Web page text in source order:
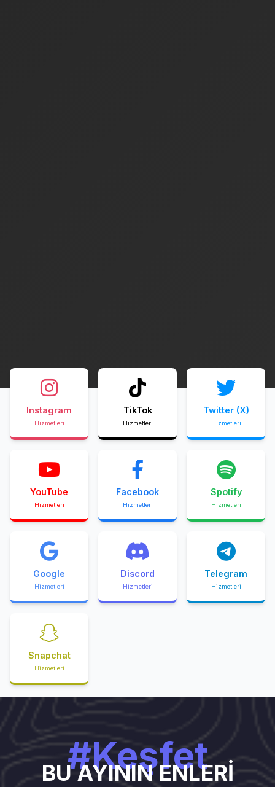
Instagram
Hizmetleri
TikTok
Hizmetleri
Twitter (X)
Hizmetleri
YouTube
Hizmetleri
Facebook
Hizmetleri
Spotify
Hizmetleri
Google
Hizmetleri
Discord
Hizmetleri
Telegram
Hizmetleri
Snapchat
Hizmetleri
#Keşfet
BU AYININ ENLERİ